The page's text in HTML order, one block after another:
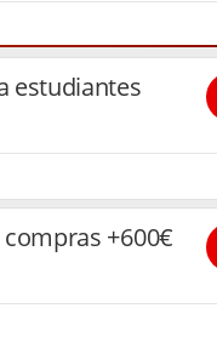
estudiantes
+600€